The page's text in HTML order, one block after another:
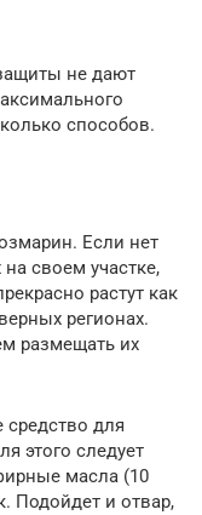
не дают
способов.
Если нет
своем участке,
растут как
регионах.
размещать их
для
этого следует
масла (10
Подойдет и отвар,